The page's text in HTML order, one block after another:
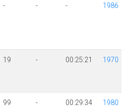
- - - 1986
19 - 00:25:21 1970
99 - 00:29:34 1980